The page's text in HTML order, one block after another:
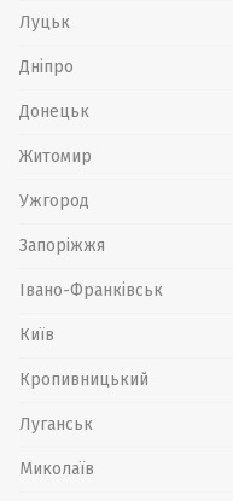
Луцьк
Дніпро
Донецьк
Житомир
Ужгород
Запоріжжя
Івано-Франківськ
Київ
Кропивницький
Луганськ
Миколаїв